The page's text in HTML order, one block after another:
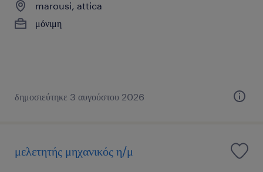
marousi, attica
μόνιμη
δημοσιεύτηκε 3 αυγούστου 2026
μελετητής μηχανικός η/μ